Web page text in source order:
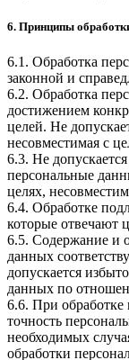
6. Принципы
6.1. Обработка
законной и
6.2. Обработка
достижением
целей. Не
несовместимая с
6.3. Не
персональные
целях,
6.4. Обработке
которые отвечают
6.5. Содержание и
данных
допускается
данных по
6.6. При обработке
точность
необходимых
обработки